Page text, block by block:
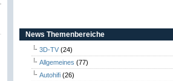
News Themenbereiche
3D-TV (24)
Allgemeines (77)
Autohifi (26)